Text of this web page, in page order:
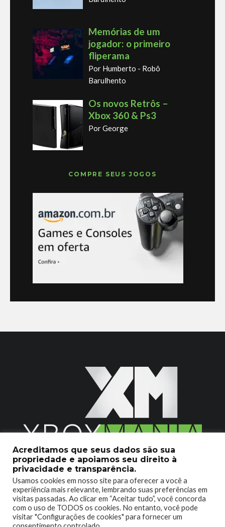
Memórias de um
jogador: o primeiro
fliperama
Por Humberto - Robô
Barulhento
Os novos Retrôs –
Xbox 360 & Ps3
Por George
COMPRE SEUS JOGOS
2020 © Xboxmania. Todos os Direitos Reservados.
SOBRE O XBOX MANIA CONTATO
ENCONTROU UM PROBLEMA?
Acreditamos que seus dados são sua
propriedade e apoiamos seu direito à
privacidade e transparência.
Usamos cookies em nosso site para oferecer a você a
experiência mais relevante, lembrando suas preferências em
visitas passadas. Ao clicar em “Aceitar tudo”, você concorda
com o uso de TODOS os cookies. No entanto, você pode
visitar "Configurações de cookies" para fornecer um